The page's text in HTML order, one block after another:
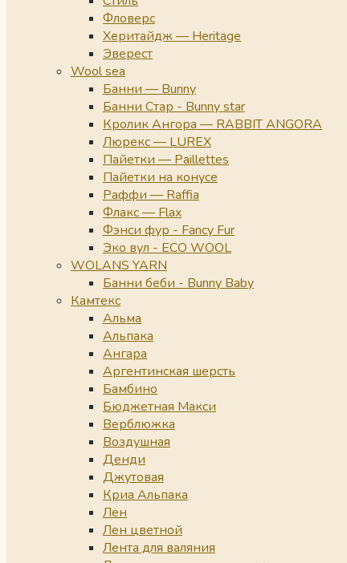
Фловерс
Херитайдж — Heritage
Эверест
Wool sea
Банни — Bunny
Банни Стар - Bunny star
Кролик Ангора — RABBIT ANGORA
Люрекс — LUREX
Пайетки — Paillettes
Пайетки на конусе
Раффи — Raffia
Флакс — Flax
Фэнси фур - Fancy Fur
Эко вул - ECO WOOL
WOLANS YARN
Банни беби - Bunny Baby
Камтекс
Альма
Альпака
Ангара
Аргентинская шерсть
Бамбино
Бюджетная Макси
Верблюжка
Воздушная
Денди
Джутовая
Криа Альпака
Лен
Лен цветной
Лента для валяния